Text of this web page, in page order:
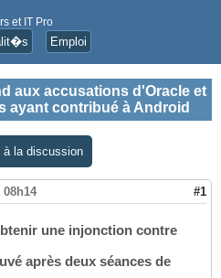
et IT Pro
Emploi
aux accusations d'Oracle et
ayant contribué à Android
à la discussion
08h14 #1
une injonction contre
après deux séances de